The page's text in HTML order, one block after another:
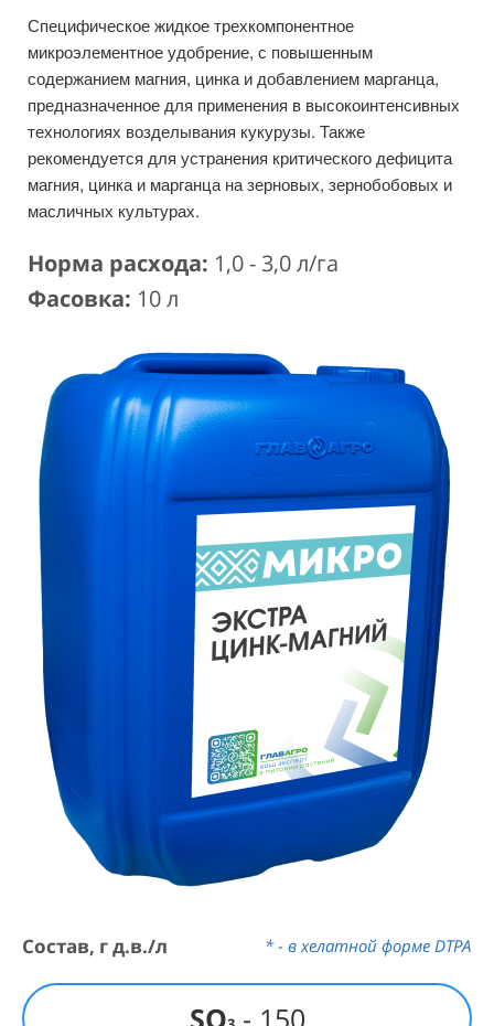
Специфическое жидкое трехкомпонентное
микроэлементное удобрение, с повышенным
содержанием магния, цинка и добавлением марганца,
предназначенное для применения в высокоинтенсивных
технологиях возделывания кукурузы. Также
рекомендуется для устранения критического дефицита
магния, цинка и марганца на зерновых, зернобобовых и
масличных культурах.
Норма расхода: 1,0 - 3,0 л/га
Фасовка: 10 л
Состав, г д.в./л * - в хелатной форме DTPA
SO - 150